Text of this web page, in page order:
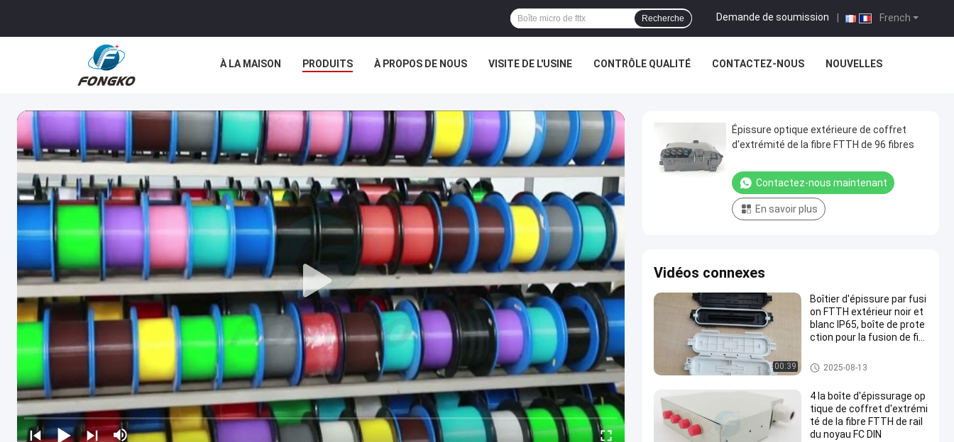
French
Demande de soumission
Recherche
À LA MAISON PRODUITS À PROPOS DE NOUS VISITE DE L'USINE CONTRÔLE QUALITÉ CONTACTEZ-NOUS NOUVELLES
Épissure optique extérieure de coffret
d'extrémité de la fibre FTTH de 96 fibres
Contactez-nous maintenant
En savoir plus
Vidéos connexes
00:39
Boîtier d'épissure par fusi
on FTTH extérieur noir et
blanc IP65, boîte de prote
ction pour la fusion de fibr
Coffret d'extrémité de FTTH
2025-08-13
4 la boîte d'épissurage op
tique de coffret d'extrémi
té de la fibre FTTH de rail
du noyau FC DIN